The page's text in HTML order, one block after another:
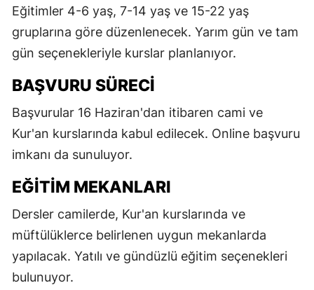
Eğitimler 4-6 yaş, 7-14 yaş ve 15-22 yaş
gruplarına göre düzenlenecek. Yarım gün ve tam
gün seçenekleriyle kurslar planlanıyor.
BAŞVURU SÜRECI
Başvurular 16 Haziran'dan itibaren cami ve
Kur'an kurslarında kabul edilecek. Online başvuru
imkanı da sunuluyor.
EĞITIM MEKANLARI
Dersler camilerde, Kur'an kurslarında ve
müftülüklerce belirlenen uygun mekanlarda
yapılacak. Yatılı ve gündüzlü eğitim seçenekleri
bulunuyor.